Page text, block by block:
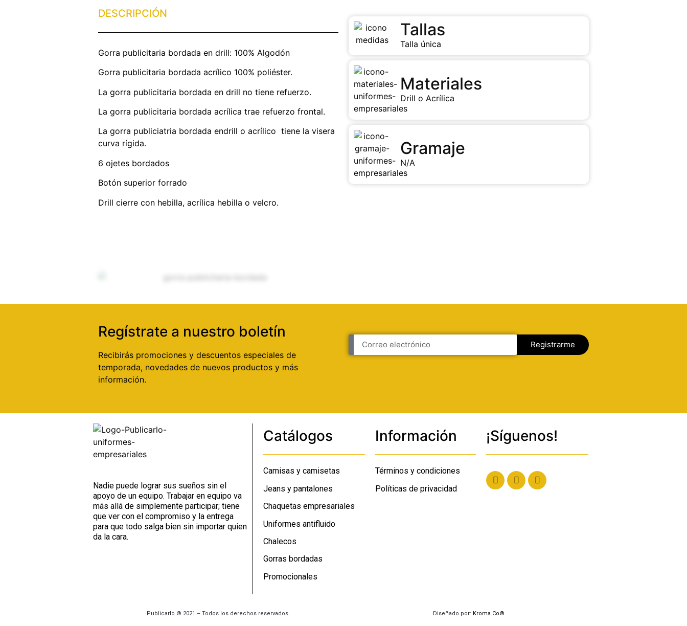
DESCRIPCIÓN
Gorra publicitaria bordada en drill: 100% Algodón
Gorra publicitaria bordada acrílico 100% poliéster.
La gorra publicitaria bordada en drill no tiene refuerzo.
La gorra publicitaria bordada acrílica trae refuerzo frontal.
La gorra publiciatria bordada endrill o acrílico tiene la visera
curva rígida.
6 ojetes bordados
Botón superior forrado
Drill cierre con hebilla, acrílica hebilla o velcro.
Tallas
Talla única
Materiales
Drill o Acrílica
Gramaje
N/A
Regístrate a nuestro boletín
Recibirás promociones y descuentos especiales de
temporada, novedades de nuevos productos y más
información.
Registrarme
Nadie puede lograr sus sueños sin el
apoyo de un equipo. Trabajar en equipo va
más allá de simplemente participar; tiene
que ver con el compromiso y la entrega
para que todo salga bien sin importar quien
da la cara.
Catálogos
Camisas y camisetas
Jeans y pantalones
Chaquetas empresariales
Uniformes antifluido
Chalecos
Gorras bordadas
Promocionales
Información
Términos y condiciones
Políticas de privacidad
¡Síguenos!
Publicarlo ® 2021 – Todos los derechos reservados. Diseñado por: Kroma.Co®